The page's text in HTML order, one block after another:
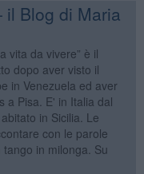
il Blog di Maria
vita da vivere” è il
dopo aver visto il
in Venezuela ed aver
a Pisa. E' in Italia dal
in Sicilia. Le
con le parole
in milonga. Su